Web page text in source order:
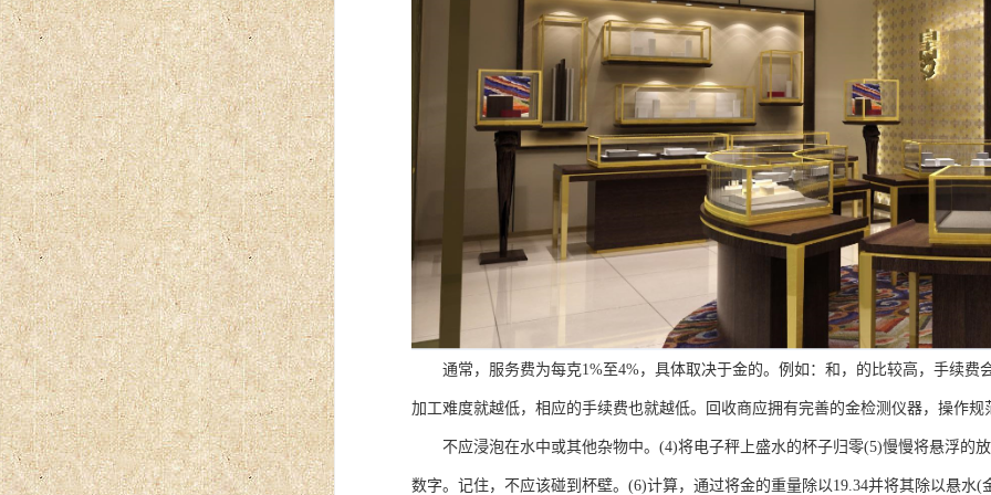
通常，服务费为每克1%至4%，具体取决于金的。例如：和，的比较高，手续费
加工难度就越低，相应的手续费也就越低。回收商应拥有完善的金检测仪器，操作规
不应浸泡在水中或其他杂物中。(4)将电子秤上盛水的杯子归零(5)慢慢将悬浮的
数字。记住，不应该碰到杯壁。(6)计算，通过将金的重量除以19.34并将其除以悬水